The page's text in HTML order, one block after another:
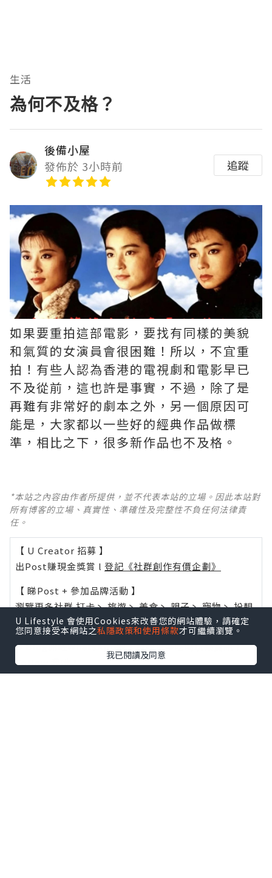
生活
為何不及格？
後備小屋
發佈於 3小時前
追蹤
如果要重拍這部電影，要找有同樣的美貌
和氣質的女演員會很困難！所以，不宜重
拍！有些人認為香港的電視劇和電影早已
不及從前，這也許是事實，不過，除了是
再難有非常好的劇本之外，另一個原因可
能是，大家都以一些好的經典作品做標
準，相比之下，很多新作品也不及格。 ​​​
*本站之內容由作者所提供，並不代表本站的立場。因此本站對
所有博客的立場、真實性、準確性及完整性不負任何法律責
任。
【 U Creator 招募 】
出Post賺現金獎賞 l 登記《社群創作有價企劃》
【 睇Post + 參加品牌活動 】
瀏覽更多社群打卡丶旅遊丶美食丶親子丶寵物丶扮靚
攻略及活動情報
U Blog開咗WhatsApp啦！發掘更多吃喝玩樂資訊！
Follow 我哋！
U Lifestyle 會使用Cookies來改善您的網站體驗，請確定
您同意接受本網站之私隱政策和使用條款才可繼續瀏覽。
我已閱讀及同意